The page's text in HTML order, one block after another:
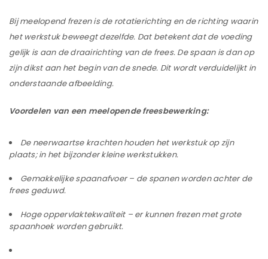
Bij meelopend frezen is de rotatierichting en de richting waarin
het werkstuk beweegt dezelfde. Dat betekent dat de voeding
gelijk is aan de draairichting van de frees. De spaan is dan op
zijn dikst aan het begin van de snede. Dit wordt verduidelijkt in
onderstaande afbeelding.
Voordelen van een meelopende freesbewerking:
De neerwaartse krachten houden het werkstuk op zijn
plaats; in het bijzonder kleine werkstukken.
Gemakkelijke spaanafvoer – de spanen worden achter de
frees geduwd.
Hoge oppervlaktekwaliteit – er kunnen frezen met grote
spaanhoek worden gebruikt.